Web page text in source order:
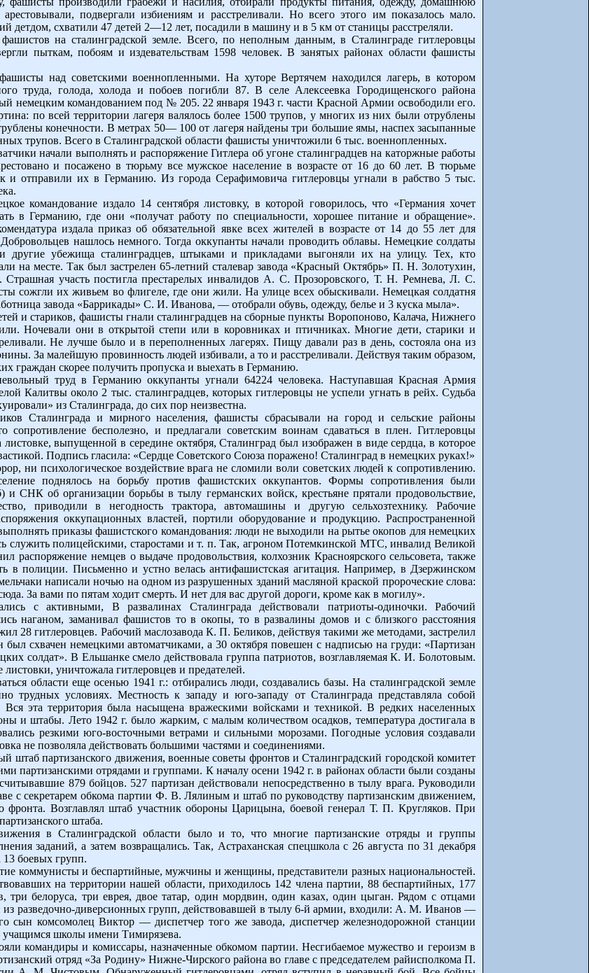
подвергали избиениям и расстреливали. Но всего этого им показалось мало.
детдом, схватили 47 детей 2—12 лет, посадили в машину и в 5 км от станицы расстреляли.
на сталинградской земле. Всего, по неполным данным, в Сталинграде гитлеровцы
пыткам, побоям и издевательствам 1598 человек. В занятых районах области фашисты
над советскими военнопленными. На хуторе Вертячем находился лагерь, в котором
труда, голода, холода и побоев погибли 87. В селе Алексеевка Городищенского района
немецким командованием под № 205. 22 января 1943 г. части Красной Армии освободили его.
по всей территории лагеря валялось более 1500 трупов, у многих из них были отрублены
конечности. В метрах 50— 100 от лагеря найдены три большие ямы, наспех засыпанные
трупов. Всего в Сталинградской области фашисты уничтожили 6 тыс. военнопленных.
начали выполнять и распоряжение Гитлера об угоне сталинградцев на каторжные работы
и посажено в тюрьму все мужское население в возрасте от 16 до 60 лет. В тюрьме
и отправили их в Германию. Из города Серафимовича гитлеровцы угнали в рабство 5 тыс.
командование издало 14 сентября листовку, в которой говорилось, что «Германия хочет
в Германию, где они «получат работу по специальности, хорошее питание и обращение».
издала приказ об обязательной явке всех жителей в возрасте от 14 до 55 лет для
нашлось немного. Тогда оккупанты начали проводить облавы. Немецкие солдаты
убежища сталинградцев, штыками и прикладами выгоняли их на улицу. Тех, кто
на месте. Так был застрелен 65-летний сталевар завода «Красный Октябрь» П. Н. Золотухин,
участь постигла престарелых инвалидов A. С. Прозоровского, Т. Н. Ремнева, Л. С.
их живьем во флигеле, где они жили. На улице всех обыскивали. Немецкая солдатня
завода «Баррикады» C. И. Иванова, — отобрали обувь, одежду, белье и 3 куска мыла».
и стариков, фашисты гнали сталинградцев на сборные пункты Воропоново, Калача, Нижнего
Ночевали они в открытой степи или в коровниках и птичниках. Многие дети, старики и
Не лучше было и в переполненных лагерях. Пищу давали раз в день, состояла она из
За малейшую провинность людей избивали, а то и расстреливали. Действуя таким образом,
граждан скорее получить пропуска и выехать в Германию.
труд в Германию оккупанты угнали 64224 человека. Наступавшая Красная Армия
Калитвы около 2 тыс. сталинградцев, которых гитлеровцы не успели угнать в рейх. Судьба
из Сталинграда, до сих пор неизвестна.
Сталинграда и мирного населения, фашисты сбрасывали на город и сельские районы
бесполезно, и предлагали советским воинам сдаваться в плен. Гитлеровцы
выпущенной в середине октября, Сталинград был изображен в виде сердца, в которое
Подпись гласила: «Сердце Советского Союза поражено! Сталинград в немецких руках!»
ни психологическое воздействие врага не сломили воли советских людей к сопротивлению.
поднялось на борьбу против фашистских оккупантов. Формы сопротивления были
об организации борьбы в тылу германских войск, крестьяне прятали продовольствие,
приводили в негодность трактора, автомашины и другую сельхозтехнику. Рабочие
оккупационных властей, портили оборудование и продукцию. Распространенной
приказы фашистского командования: люди не выходили на рытье окопов для немецких
служить полицейскими, старостами и т. п. Так, агроном Потемкинской МТС, инвалид Великой
немцев о выдаче продовольствия, колхозник Красноярского сельсовета, также
в полиции. Письменно и устно велась антифашистская агитация. Например, в Дзержинском
написали ночью на одном из разрушенных зданий масляной краской пророческие слова:
За вами по пятам ходит смерть. И нет для вас другой дороги, кроме как в могилу».
с активными, В развалинах Сталинграда действовали патриоты-одиночки. Рабочий
наганом, заманивал фашистов то в окопы, то в развалины домов и с близкого расстояния
28 гитлеровцев. Рабочий маслозавода К. П. Беликов, действуя такими же методами, застрелил
схвачен немецкими автоматчиками, а 30 октября повешен с надписью на груди: «Партизан
солдат». В Ельшанке смело действовала группа патриотов, возглавляемая К. И. Болотовым.
уничтожала гитлеровцев и предателей.
области еще осенью 1941 г.: отбирались люди, создавались базы. На сталинградской земле
трудных условиях. Местность к западу и юго-западу от Сталинграда представляла собой
эта территория была насыщена вражескими войсками и техникой. В редких населенных
и штабы. Лето 1942 г. было жарким, с малым количеством осадков, температура достигала в
резкими юго-восточными ветрами и сильными морозами. Погодные условия создавали
не позволяла действовать большими частями и соединениями.
штаб партизанского движения, военные советы фронтов и Сталинградский городской комитет
партизанскими отрядами и группами. К началу осени 1942 г. в районах области были созданы
879 бойцов. 527 партизан действовали непосредственно в тылу врага. Руководили
с секретарем обкома партии Ф. В. Лялиным и штаб по руководству партизанским движением,
фронта. Возглавлял штаб участник обороны Царицына, боевой генерал Т. П. Кругляков. При
штаба.
в Сталинградской области было и то, что многие партизанские отряды и группы
заданий, а затем возвращались. Так, Астраханская спецшкола с 26 августа по 31 декабря
13 боевых групп.
коммунисты и беспартийные, мужчины и женщины, представители разных национальностей.
на территории нашей области, приходилось 142 члена партии, 88 беспартийных, 177
белоруса, три еврея, двое татар, один мордвин, один казах, один цыган. Рядом с отцами
из разведочно-диверсионных групп, действовавшей в тылу 6-й армии, входили: А. М. Иванов —
сын комсомолец Виктор — диспетчер того же завода, диспетчер железнодорожной станции
школы имени Тимирязева.
командиры и комиссары, назначенные обкомом партии. Несгибаемое мужество и героизм в
отряд «За Родину» Нижне-Чирского района во главе с председателем райисполкома П.